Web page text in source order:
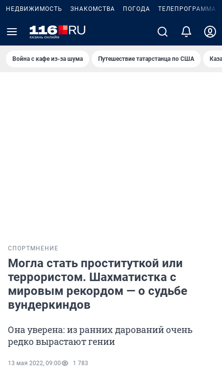
НЕДВИЖИМОСТЬ ЗНАКОМСТВА ПОГОДА ТЕЛЕПРОГРАММА
Война с кафе из-за шума Путешествие татарстанца по США
СПОРТ МНЕНИЕ
Могла стать проституткой или
террористом. Шахматистка с
мировым рекордом — о судьбе
вундеркиндов
Она уверена: из ранних дарований очень
редко вырастают гении
13 мая 2022, 09:00 1 783